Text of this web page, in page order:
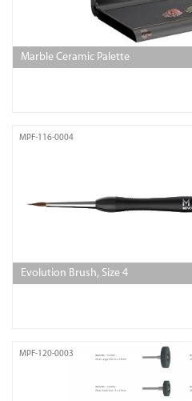
Marble Ceramic Palette
MPF-116-0004
Evolution Brush, Size 4
MPF-120-0003